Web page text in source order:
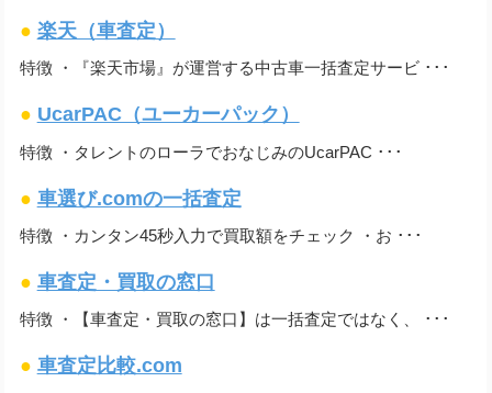
● 楽天（車査定）
特徴 ・『楽天市場』が運営する中古車一括査定サービ ･･･
● UcarPAC（ユーカーパック）
特徴 ・タレントのローラでおなじみのUcarPAC ･･･
● 車選び.comの一括査定
特徴 ・カンタン45秒入力で買取額をチェック ・お ･･･
● 車査定・買取の窓口
特徴 ・【車査定・買取の窓口】は一括査定ではなく、 ･･･
● 車査定比較.com